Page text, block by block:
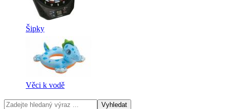
Šipky
Věci k vodě